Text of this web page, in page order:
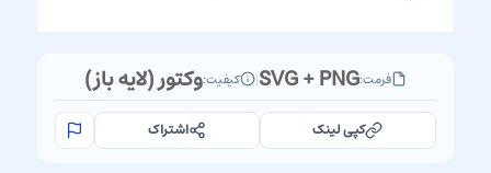
فرمت:SVG + PNG
| کیفیت:وکتور (لایه باز)
کپی لینک اشتراک